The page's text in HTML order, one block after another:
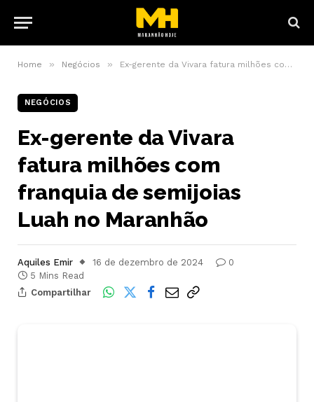
Home » Negócios » Ex-gerente da Vivara fatura milhões com franquia de semijoias Luah no Maranhão
NEGÓCIOS
Ex-gerente da Vivara
fatura milhões com
franquia de semijoias
Luah no Maranhão
Aquiles Emir 16 de dezembro de 2024
0
5 Mins Read
Compartilhar